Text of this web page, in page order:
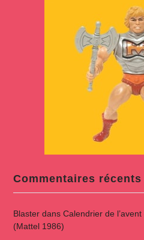
Commentaires récents
Blasterdans Calendrier de
(Mattel 1986)